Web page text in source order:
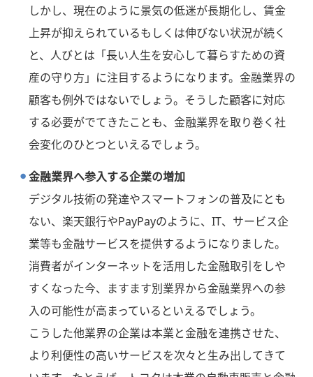
しかし、現在のように景気の低迷が長期化し、賃金
上昇が抑えられているもしくは伸びない状況が続く
と、人びとは「長い人生を安心して暮らすための資
産の守り方」に注目するようになります。金融業界の
顧客も例外ではないでしょう。そうした顧客に対応
する必要がでてきたことも、金融業界を取り巻く社
会変化のひとつといえるでしょう。
金融業界へ参入する企業の増加
デジタル技術の発達やスマートフォンの普及にとも
ない、楽天銀行やPayPayのように、IT、サービス企
業等も金融サービスを提供するようになりました。
消費者がインターネットを活用した金融取引をしや
すくなった今、ますます別業界から金融業界への参
入の可能性が高まっているといえるでしょう。
こうした他業界の企業は本業と金融を連携させた、
より利便性の高いサービスを次々と生み出してきて